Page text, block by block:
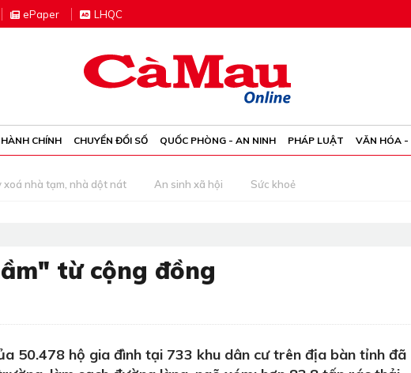
ePaper LHQC
CHÍNH CHUYỂN ĐỔI SỐ QUỐC PHÒNG - AN NINH PHÁP LUẬT VĂN HÓA -
xoá nhà tạm, nhà dột nát An sinh xã hội Sức khoẻ
từ cộng đồng
50.478 hộ gia đình tại 733 khu dân cư trên địa bàn tỉnh đã